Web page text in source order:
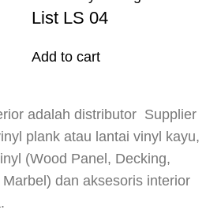
daya tahan, tampilan
perawatannya.
tamu, kamar tidur,
atau area komersial.
memasang PVC
mengukur dengan
Anda butuhkan dan
List LS 04
Add to cart
adalah distributor Supplier
plank atau lantai vinyl kayu,
(Wood Panel, Decking,
Marbel) dan aksesoris interior